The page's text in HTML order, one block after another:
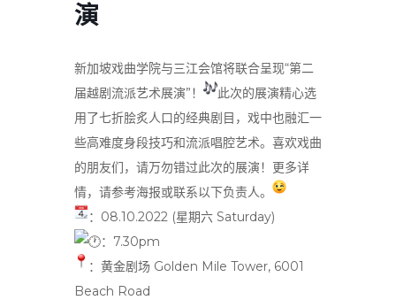
演
新加坡戏曲学院与三江会馆将联合呈现“第二
届越剧流派艺术展演”！
此次的展演精心选
用了七折脍炙人口的经典剧目，戏中也融汇一
些高难度身段技巧和流派唱腔艺术。喜欢戏曲
的朋友们，请万勿错过此次的展演！更多详
情，请参考海报或联系以下负责人。
：08.10.2022 (星期六 Saturday)
：7.30pm
：黄金剧场 Golden Mile Tower, 6001
Beach Road